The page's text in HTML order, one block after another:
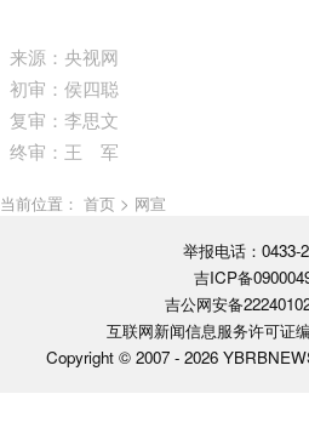
来源：央视网
初审：侯四聪
复审：李思文
终审：王 军
当前位置： 首页 > 网宣
举报电话：0433-
吉ICP备
吉公网安备
互联网新闻信息服务许可证
Copyright © 2007 - 2026